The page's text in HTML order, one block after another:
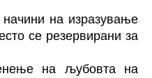
на изразување
се резервирани за
на љубовта на